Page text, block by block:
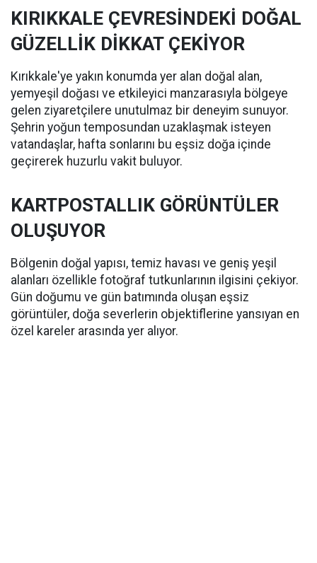
KIRIKKALE ÇEVRESİNDEKİ DOĞAL
GÜZELLİK DİKKAT ÇEKİYOR
Kırıkkale'ye yakın konumda yer alan doğal alan,
yemyeşil doğası ve etkileyici manzarasıyla bölgeye
gelen ziyaretçilere unutulmaz bir deneyim sunuyor.
Şehrin yoğun temposundan uzaklaşmak isteyen
vatandaşlar, hafta sonlarını bu eşsiz doğa içinde
geçirerek huzurlu vakit buluyor.
KARTPOSTALLIK GÖRÜNTÜLER
OLUŞUYOR
Bölgenin doğal yapısı, temiz havası ve geniş yeşil
alanları özellikle fotoğraf tutkunlarının ilgisini çekiyor.
Gün doğumu ve gün batımında oluşan eşsiz
görüntüler, doğa severlerin objektiflerine yansıyan en
özel kareler arasında yer alıyor.